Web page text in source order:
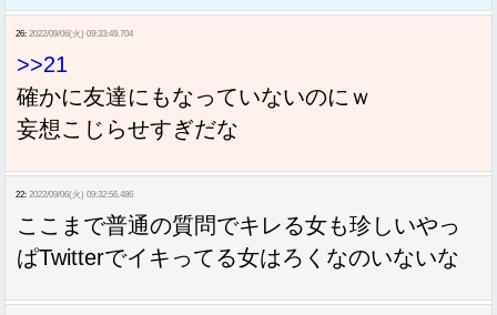
26: 2022/09/06(火) 09:33:49.704
>>21
確かに友達にもなっていないのにｗ
妄想こじらせすぎだな
22: 2022/09/06(火) 09:32:56.486
ここまで普通の質問でキレる女も珍しいやっ
ぱTwitterでイキってる女はろくなのいないな